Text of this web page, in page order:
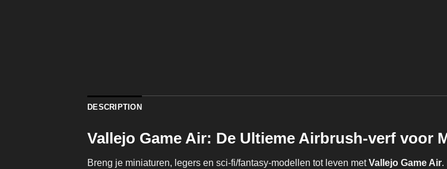
DESCRIPTION
Vallejo Game Air: De Ultieme Airbrush-verf voor
Breng je miniaturen, legers en sci-fi/fantasy-modellen tot leven metVallejo Game Air.